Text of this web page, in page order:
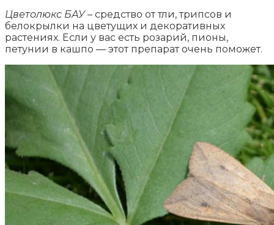
Цветолюкс БАУ– средство от тли, трипсов и
белокрылки на цветущих и декоративных
растениях. Если у вас есть розарий, пионы,
петунии в кашпо — этот препарат очень поможет.